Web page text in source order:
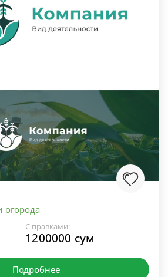
огорода
С правками:
1200000 сум
Подробнее